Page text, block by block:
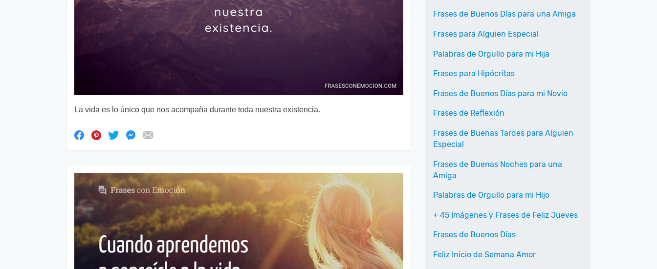
La vida es lo único que nos acompaña durante toda nuestra existencia.
Frases de Buenos Días para una Amiga
Frases para Alguien Especial
Palabras de Orgullo para mi Hija
Frases para Hipócritas
Frases de Buenos Días para mi Novio
Frases de Reflexión
Frases de Buenas Tardes para Alguien
Especial
Frases de Buenas Noches para una
Amiga
Palabras de Orgullo para mi Hijo
+ 45 Imágenes y Frases de Feliz Jueves
Frases de Buenos Días
Feliz Inicio de Semana Amor